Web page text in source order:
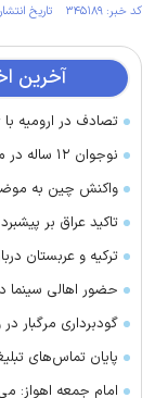
کد خبر: ۳۴۵۱۸۹ تاریخ انتشار : ۱۳۹۴/۱۱/۰۷
آخرین
تصادف در ارومیه با ۶ کشته و ۵ مصدوم
نوجوان ۱۲ ساله در میبد غرق شد
واکنش چین به
تاکید عراق بر
ترکیه و عربستان
حضور اهالی سینما
گودبرداری مرگبار
پایان تماس‌های
امام جمعه اهواز: